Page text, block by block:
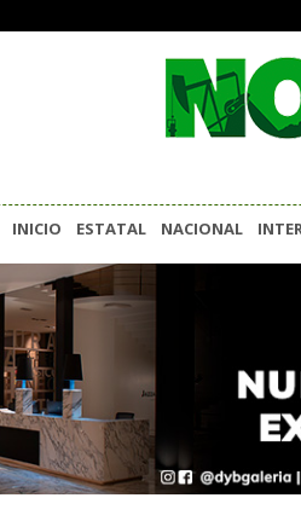
INICIO ESTATAL NACIONAL